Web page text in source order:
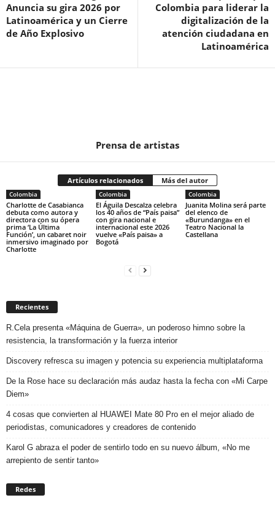
Anuncia su gira 2026 por
Latinoamérica y un Cierre
de Año Explosivo
Colombia para liderar la
digitalización de la
atención ciudadana en
Latinoamérica
Prensa de artistas
Artículos relacionados Más del autor
Colombia
Charlotte de Casabianca
debuta como autora y
directora con su ópera
prima ‘La Última
Función’, un cabaret noir
inmersivo imaginado por
Charlotte
Colombia
El Águila Descalza celebra
los 40 años de “País paisa”
con gira nacional e
internacional este 2026
vuelve «País paisa» a
Bogotá
Colombia
Juanita Molina será parte
del elenco de
«Burundanga» en el
Teatro Nacional la
Castellana
Recientes
R.Cela presenta «Máquina de Guerra», un poderoso himno sobre la
resistencia, la transformación y la fuerza interior
Discovery refresca su imagen y potencia su experiencia multiplataforma
De la Rose hace su declaración más audaz hasta la fecha con «Mi Carpe
Diem»
4 cosas que convierten al HUAWEI Mate 80 Pro en el mejor aliado de
periodistas, comunicadores y creadores de contenido
Karol G abraza el poder de sentirlo todo en su nuevo álbum, «No me
arrepiento de sentir tanto»
Redes